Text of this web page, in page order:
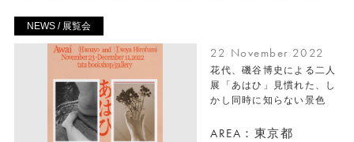
NEWS / 展覧会
22 November 2022
花代、磯谷博史による二人
展「あはひ」見慣れた、し
かし同時に知らない景色
AREA：東京都